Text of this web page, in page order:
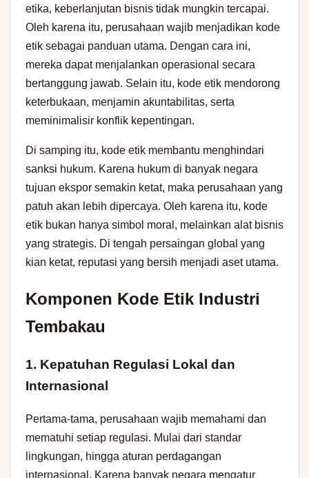
etika, keberlanjutan bisnis tidak mungkin tercapai.
Oleh karena itu, perusahaan wajib menjadikan kode
etik sebagai panduan utama. Dengan cara ini,
mereka dapat menjalankan operasional secara
bertanggung jawab. Selain itu, kode etik mendorong
keterbukaan, menjamin akuntabilitas, serta
meminimalisir konflik kepentingan.
Di samping itu, kode etik membantu menghindari
sanksi hukum. Karena hukum di banyak negara
tujuan ekspor semakin ketat, maka perusahaan yang
patuh akan lebih dipercaya. Oleh karena itu, kode
etik bukan hanya simbol moral, melainkan alat bisnis
yang strategis. Di tengah persaingan global yang
kian ketat, reputasi yang bersih menjadi aset utama.
Komponen Kode Etik Industri
Tembakau
1. Kepatuhan Regulasi Lokal dan
Internasional
Pertama-tama, perusahaan wajib memahami dan
mematuhi setiap regulasi. Mulai dari standar
lingkungan, hingga aturan perdagangan
internasional. Karena banyak negara mengatur